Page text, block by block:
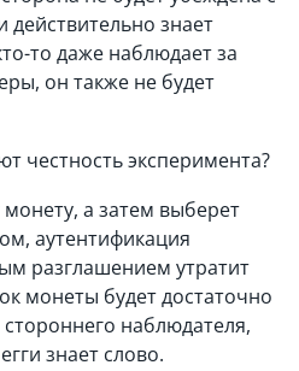
действительно знает
то даже наблюдает за
он также не будет
честность эксперимента?
а затем выберет
аутентификация
разглашением утратит
монеты будет достаточно
наблюдателя,
знает слово.